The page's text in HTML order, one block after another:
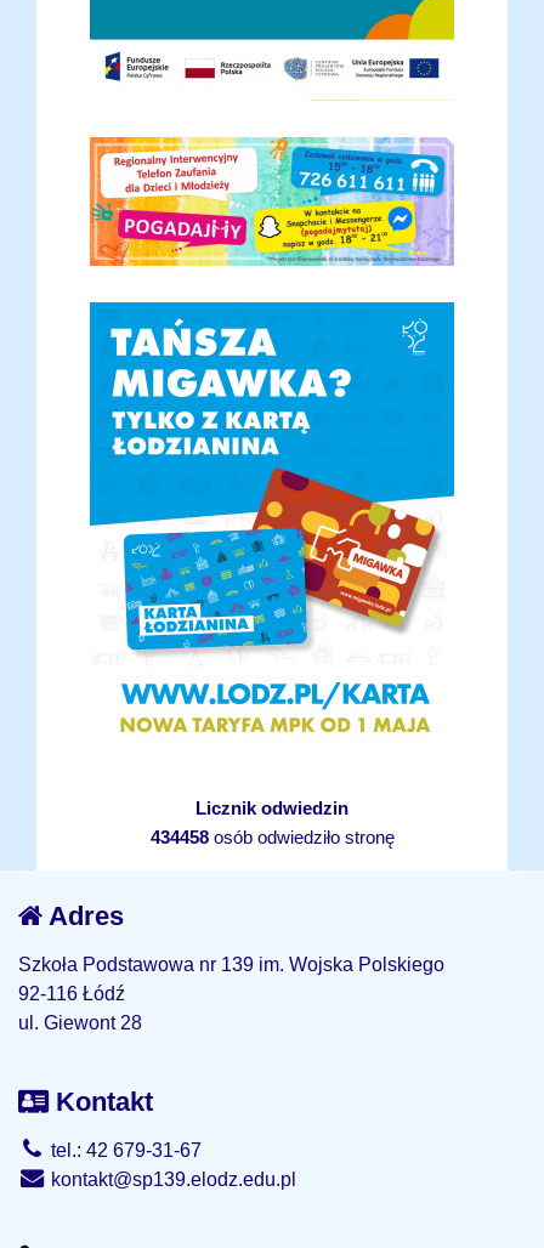
Licznik odwiedzin
434458osób odwiedziło stronę
Adres
Szkoła Podstawowa nr 139 im. Wojska Polskiego
92-116 Łódź
ul. Giewont 28
Kontakt
tel.: 42 679-31-67
kontakt@sp139.elodz.edu.pl